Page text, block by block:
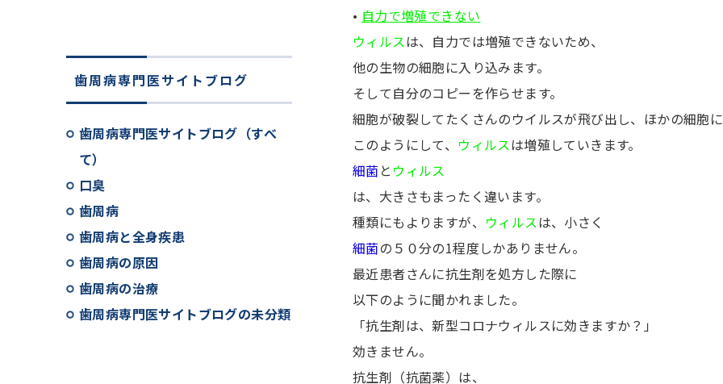
歯周病専門医サイトブログ
歯周病専門医サイトブログ（すべ
て）
口臭
歯周病
歯周病と全身疾患
歯周病の原因
歯周病の治療
歯周病専門医サイトブログの未分類
• 自力で増殖できない
ウィルスは、自力では増殖できないため、
他の生物の細胞に入り込みます。
そして自分のコピーを作らせます。
細胞が破裂してたくさんのウイルスが飛び出し、ほかの細胞
このようにして、 ウィルスは増殖していきます。
細菌 と ウィルス
は、大きさもまったく違います。
種類にもよりますが、 ウィルスは、小さく
細菌の５０分の1程度しかありません。
最近患者さんに抗生剤を処方した際に
以下のように聞かれました。
「抗生剤は、新型コロナウィルスに効きますか？」
効きません。
抗生剤（抗菌薬）は、